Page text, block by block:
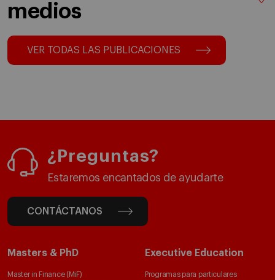
medios
VER TODAS LAS PUBLICACIONES
¿Preguntas?
Estaremos encantados de ayudarte
CONTÁCTANOS
Masters & PhD
Master in Finance (MiF)
Executive Education
Programas para particulares